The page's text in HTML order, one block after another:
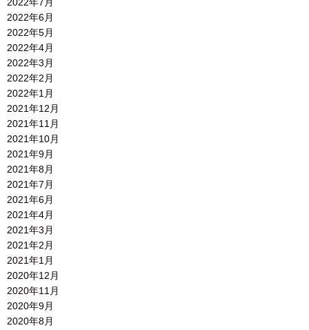
2022年6月
2022年5月
2022年4月
2022年3月
2022年2月
2022年1月
2021年12月
2021年11月
2021年10月
2021年9月
2021年8月
2021年7月
2021年6月
2021年4月
2021年3月
2021年2月
2021年1月
2020年12月
2020年11月
2020年9月
2020年8月